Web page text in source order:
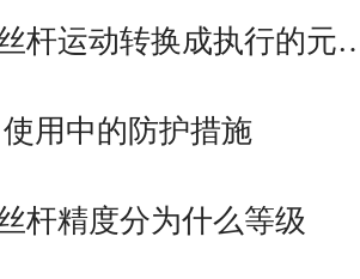
杆运动转换成执行的元
用中的防护措施
杆精度分为什么等级